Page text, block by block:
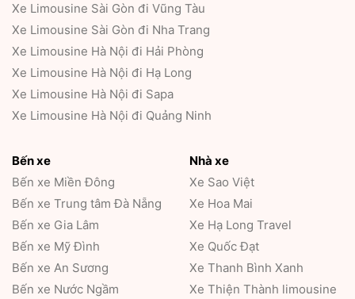
Xe Limousine Sài Gòn đi Vũng Tàu
Xe Limousine Sài Gòn đi Nha Trang
Xe Limousine Hà Nội đi Hải Phòng
Xe Limousine Hà Nội đi Hạ Long
Xe Limousine Hà Nội đi Sapa
Xe Limousine Hà Nội đi Quảng Ninh
Bến xe
Bến xe Miền Đông
Bến xe Trung tâm Đà Nẵng
Bến xe Gia Lâm
Bến xe Mỹ Đình
Bến xe An Sương
Bến xe Nước Ngầm
Nhà xe
Xe Sao Việt
Xe Hoa Mai
Xe Hạ Long Travel
Xe Quốc Đạt
Xe Thanh Bình Xanh
Xe Thiện Thành limousine